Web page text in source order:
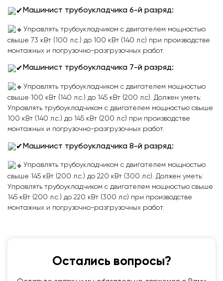
Машинист трубоукладчика 6-й разряд:
Управлять трубоукладчиком с двигателем мощностью
свыше 73 кВт (100 л.с.) до 100 кВт (140 л.с) при производстве
монтажных и погрузочно-разгрузочных работ.
Машинист трубоукладчика 7-й разряд:
Управлять трубоукладчиком с двигателем мощностью
свыше 100 кВт (140 л.с.) до 145 кВт (200 л.с). Должен уметь:
Управлять трубоукладчиком с двигателем мощностью свыше
100 кВт (140 л.с.) до 145 кВт (200 л.с) при производстве
монтажных и погрузочно-разгрузочных работ.
Машинист трубоукладчика 8-й разряд:
Управлять трубоукладчиком с двигателем мощностью
свыше 145 кВт (200 л.с.) до 220 кВт (300 л.с). Должен уметь:
Управлять трубоукладчиком с двигателем мощностью свыше
145 кВт (200 л.с.) до 220 кВт (300 л.с) при производстве
монтажных и погрузочно-разгрузочных работ.
Остались вопросы?